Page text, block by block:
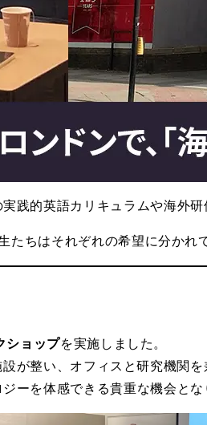
践的英語カリキュラムや海外
ちはそれぞれの希望に分かれ
ショップを実施しました。
が整い、オフィスと研究機関
ーを体感できる貴重な機会とな